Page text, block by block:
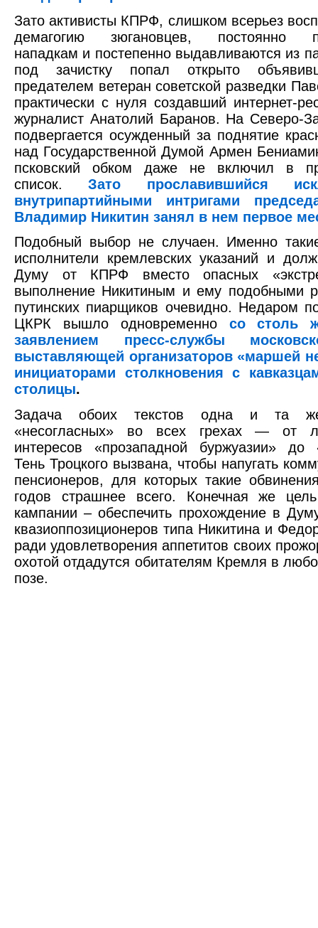
Зато активисты КПРФ, слишком всерьез
демагогию зюгановцев, постоянно
нападкам и постепенно выдавливаются из
под зачистку попал открыто
предателем ветеран советской разведки
практически с нуля создавший интернет-
журналист Анатолий Баранов. На Северо-
подвергается осужденный за поднятие
над Государственной Думой Армен
псковский обком даже не включил в
список.Зато прославившийся
внутрипартийными интригами
Владимир Никитин занял в нем первое
Подобный выбор не случаен. Именно
исполнители кремлевских указаний и
Думу от КПРФ вместо опасных
выполнение Никитиным и ему подобными
путинских пиарщиков очевидно. Недаром
ЦКРК вышло одновременно со столь
заявлением пресс-службы
выставляющей организаторов «маршей
инициаторами столкновения с
столицы.
Задача обоих текстов одна и та
«несогласных» во всех грехах — от
интересов «прозападной буржуазии» до
Тень Троцкого вызвана, чтобы напугать
пенсионеров, для которых такие
годов страшнее всего. Конечная же
кампании – обеспечить прохождение в
квазиоппозиционеров типа Никитина и
ради удовлетворения аппетитов своих
охотой отдадутся обитателям Кремля в
позе.